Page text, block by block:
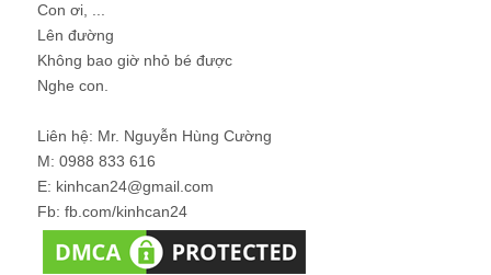
Con ơi, ...
Lên đường
Không bao giờ nhỏ bé được
Nghe con.
Liên hệ: Mr. Nguyễn Hùng Cường
M: 0988 833 616
E: kinhcan24@gmail.com
Fb: fb.com/kinhcan24